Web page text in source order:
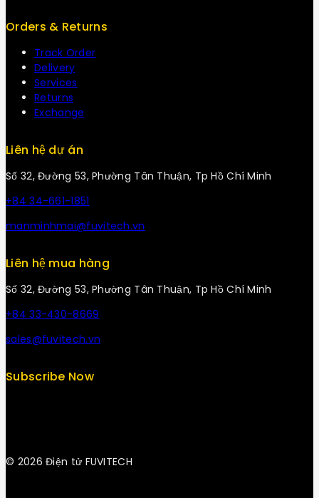
Orders & Returns
Track Order
Delivery
Services
Returns
Exchange
Liên hệ dự án
Số 32, Đường 53, Phường Tân Thuận, Tp Hồ Chí Minh
+84 34-661-1851
manminhmai@fuvitech.vn
Liên hệ mua hàng
Số 32, Đường 53, Phường Tân Thuận, Tp Hồ Chí Minh
+84 33-430-8669
sales@fuvitech.vn
Subscribe Now
© 2026 Điện tử FUVITECH